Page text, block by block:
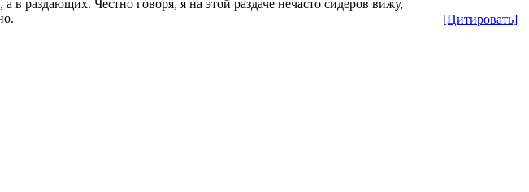
[Цитировать]
а в раздающих. Честно говоря, я на этой раздаче нечасто сидеров вижу,